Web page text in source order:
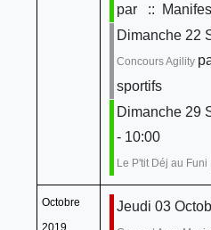
par
::
Dimanche 22
Concours Agility
sportifs
Dimanche 29
- 10:00
Le P'tit Déj au Funi
Octobre
2019
Jeudi 03